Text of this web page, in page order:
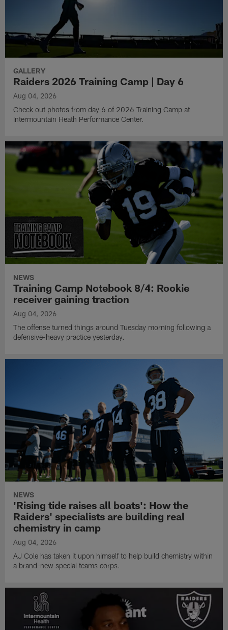
GALLERY
Raiders 2026 Training Camp | Day 6
Aug 04, 2026
Check out photos from day 6 of 2026 Training Camp at
Intermountain Heath Performance Center.
NEWS
Training Camp Notebook 8/4: Rookie
receiver gaining traction
Aug 04, 2026
The offense turned things around Tuesday morning following a
defensive-heavy practice yesterday.
NEWS
'Rising tide raises all boats': How the
Raiders' specialists are building real
chemistry in camp
Aug 04, 2026
AJ Cole has taken it upon himself to help build chemistry within
a brand-new special teams corps.